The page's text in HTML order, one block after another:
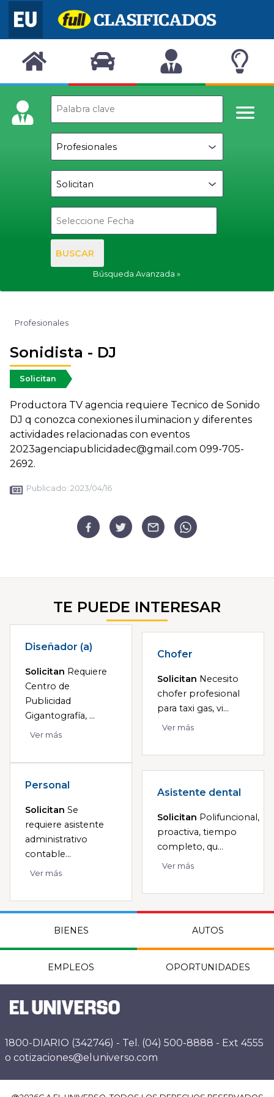
BUSCAR
Búsqueda Avanzada
Profesionales
Sonidista - DJ
Solicitan
Productora TV agencia requiere Tecnico de Sonido
DJ q conozca conexiones iluminacion y diferentes
actividades relacionadas con eventos
2023agenciapublicidadec@gmail.com 099-705-
2692.
Publicado: 2023/04/16
TE PUEDE INTERESAR
Diseñador (a)
Solicitan Requiere
Centro de
Publicidad
Gigantografía, ...
Ver más
Chofer
Solicitan Necesito
chofer profesional
para taxi gas, vi...
Ver más
Personal
Solicitan Se
requiere asistente
administrativo
contable...
Ver más
Asistente dental
Solicitan Polifuncional,
proactiva, tiempo
completo, qu...
Ver más
BIENES AUTOS
EMPLEOS OPORTUNIDADES
1800-DIARIO (342746) - Tel. (04) 500-8888 - Ext 4555
o cotizaciones@eluniverso.com